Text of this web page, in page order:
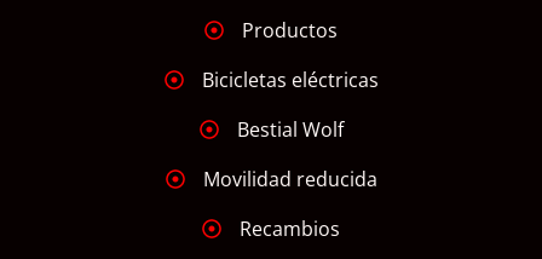
Productos
Bicicletas eléctricas
Bestial Wolf
Movilidad reducida
Recambios